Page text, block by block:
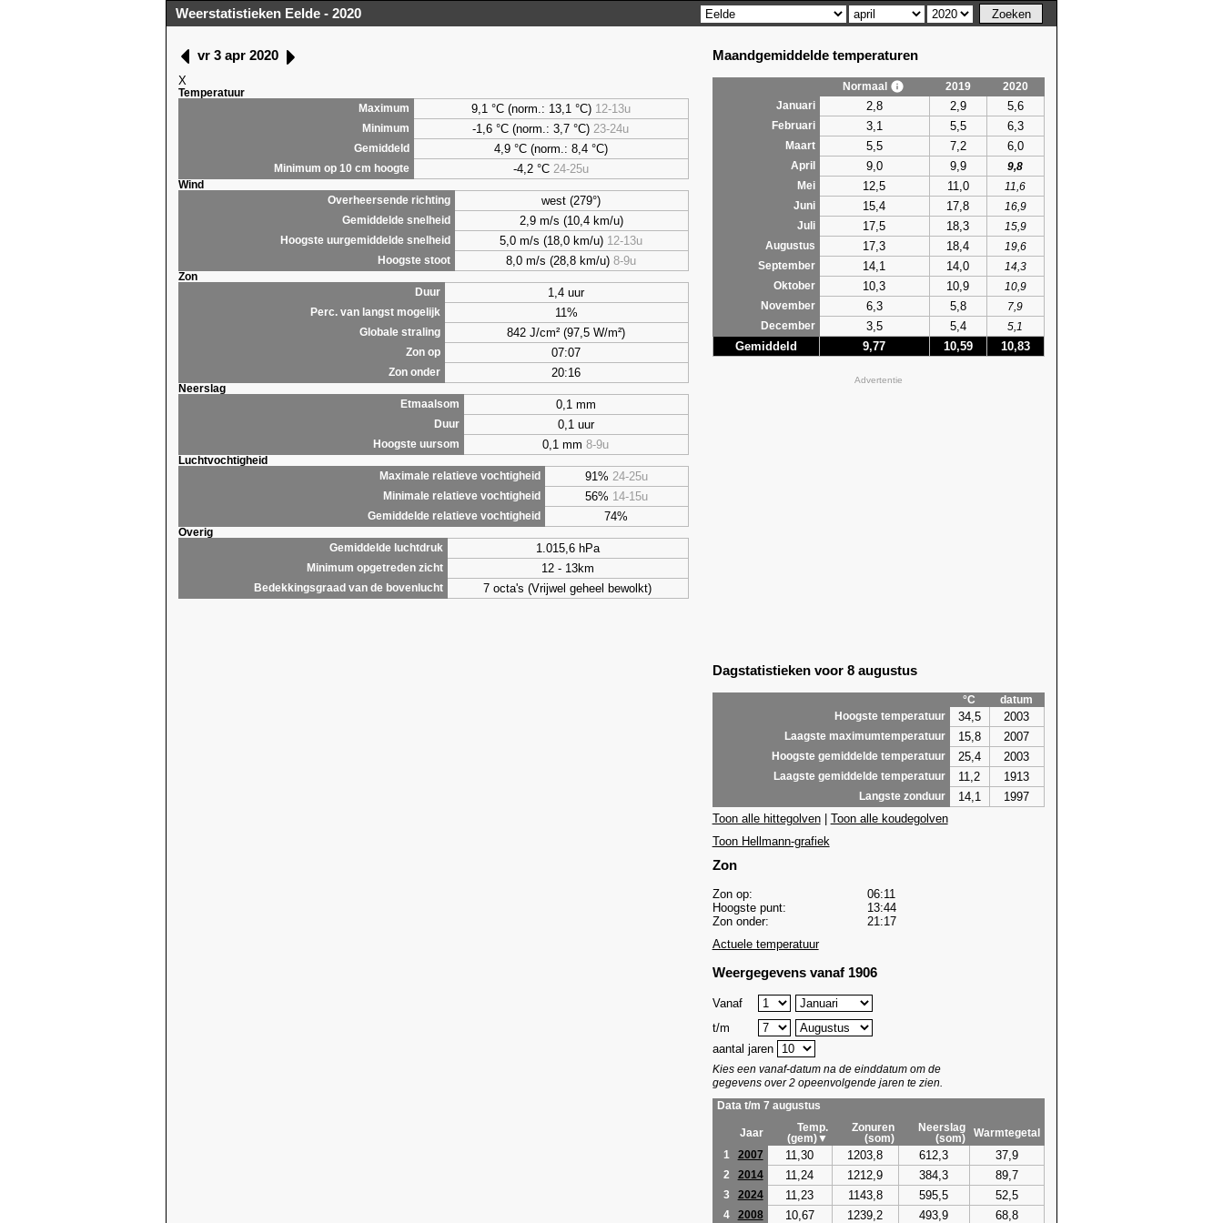
Weerstatistieken Eelde - 2020
vr 3 apr 2020
X
Temperatuur
Maximum
9,1 °C (norm.: 13,1 °C) 12-13u
Minimum -1,6 °C (norm.: 3,7 °C) 23-24u
Gemiddeld 4,9°C (norm.: 8,4 °C)
Minimum op 10 cm hoogte -4,2 °C 24-25u
Wind
Overheersende richting
west (279°)
Gemiddelde snelheid 2,9 m/s (10,4 km/u)
Hoogste uurgemiddelde snelheid 5,0 m/s (18,0 km/u) 12-13u
Hoogste stoot 8,0 m/s (28,8 km/u)8-9u
Zon
Duur
1,4 uur
Perc. van langst mogelijk 11%
Globale straling 842 J/cm² (97,5 W/m²)
Zon op 07:07
Zon onder 20:16
Neerslag
Etmaalsom
0,1 mm
Duur 0,1 uur
Hoogste uursom 0,1 mm8-9u
Luchtvochtigheid
Maximale relatieve vochtigheid
91% 24-25u
Minimale relatieve vochtigheid 56% 14-15u
Gemiddelde relatieve vochtigheid 74%
Overig
Gemiddelde luchtdruk
1.015,6 hPa
Minimum opgetreden zicht 12 - 13km
Bedekkingsgraad van de bovenlucht 7 octa's (Vrijwel geheel bewolkt)
Maandgemiddelde temperaturen
Normaal 2019
2020
Januari
2,8 2,9 5,6
Februari 3,1 5,5 6,3
Maart 5,5 7,2 6,0
April 9,0 9,9
9,8
Mei
12,5 11,0
11,6
Juni
15,4 17,8
16,9
Juli
17,5 18,3
15,9
Augustus
17,3 18,4
19,6
September
14,1 14,0
14,3
Oktober
10,3 10,9
10,9
November
6,3 5,8
7,9
December
3,5 5,4 5,1
Gemiddeld 9,77 10,59 10,83
Advertentie
Dagstatistieken voor 8 augustus
°C
datum
Hoogste temperatuur
34,5 2003
Laagste maximumtemperatuur 15,8 2007
Hoogste gemiddelde temperatuur 25,4 2003
Laagste gemiddelde temperatuur 11,2 1913
Langste zonduur 14,1
1997
Toon alle hittegolven| Toon alle koudegolven
Toon Hellmann-grafiek
Zon
Zon op:
06:11
Hoogste punt:
13:44
Zon onder:
21:17
Actuele temperatuur
Weergegevens vanaf 1906
Vanaf
t/m
aantal jaren
Kies een vanaf-datum na de einddatum om de
gegevens over 2 opeenvolgende jaren te zien.
Data t/m 7 augustus
Jaar
Temp.
(gem)▼
Zonuren
(som)
Neerslag
(som)
Warmtegetal
1
2007 11,30 1203,8 612,3 37,9
2 2014 11,24 1212,9 384,3 89,7
3 2024 11,23 1143,8 595,5 52,5
4 2008 10,67 1239,2 493,9 68,8